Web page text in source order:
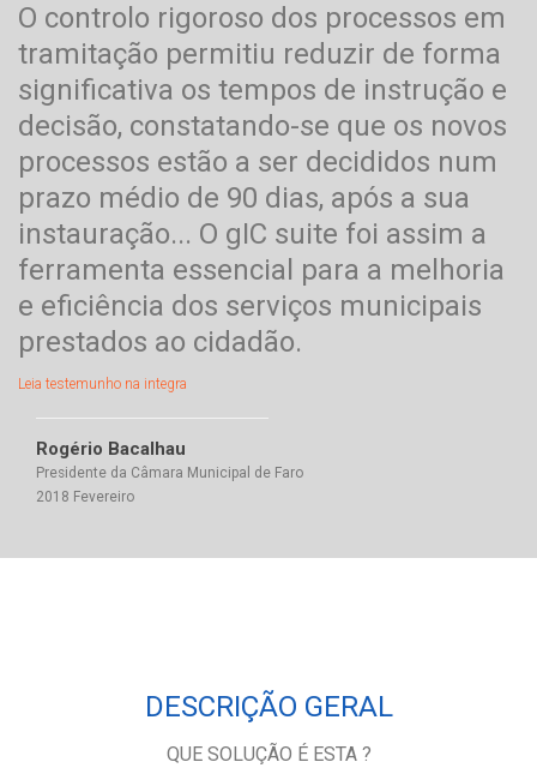
O controlo rigoroso dos processos em
tramitação permitiu reduzir de forma
significativa os tempos de instrução e
decisão, constatando-se que os novos
processos estão a ser decididos num
prazo médio de 90 dias, após a sua
instauração... O gIC suite foi assim a
ferramenta essencial para a melhoria
e eficiência dos serviços municipais
prestados ao cidadão.
Leia testemunho na integra
Rogério Bacalhau
Presidente da Câmara Municipal de Faro
2018 Fevereiro
DESCRIÇÃO GERAL
QUE SOLUÇÃO É ESTA ?